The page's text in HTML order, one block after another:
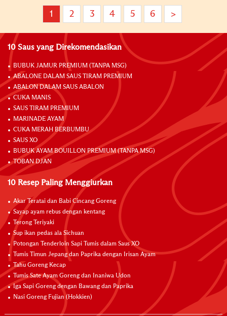
1 2 3 4 5 6 >
10 Saus yang Direkomendasikan
BUBUK JAMUR PREMIUM (TANPA MSG)
ABALONE DALAM SAUS TIRAM PREMIUM
ABALON DALAM SAUS ABALON
CUKA MANIS
SAUS TIRAM PREMIUM
MARINADE AYAM
CUKA MERAH BERBUMBU
SAUS XO
BUBUK AYAM BOUILLON PREMIUM (TANPA MSG)
TOBAN DJAN
10 Resep Paling Menggiurkan
Akar Teratai dan Babi Cincang Goreng
Sayap ayam rebus dengan kentang
Terong Teriyaki
Sup ikan pedas ala Sichuan
Potongan Tenderloin Sapi Tumis dalam Saus XO
Tumis Timun Jepang dan Paprika dengan Irisan Ayam
Tahu Goreng Kecap
Tumis Sate Ayam Goreng dan Inaniwa Udon
Iga Sapi Goreng dengan Bawang dan Paprika
Nasi Goreng Fujian (Hokkien)